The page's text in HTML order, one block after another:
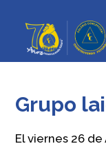
Grupo
El viernes 26